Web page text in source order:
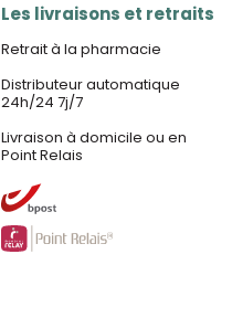
Les livraisons et retraits
Retrait à la pharmacie
Distributeur automatique
24h/24 7j/7
Livraison à domicile ou en
Point Relais